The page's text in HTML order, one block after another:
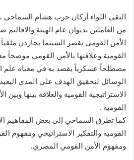
التقى اللواء أركان حرب هشام
من العاملين بديوان عام الهيئة
الأمن القومي بقصر السينما بجاردن
القومية وعلاقتها بالأمن القومي موضحاً
مصطلحاً عسكرياً يقصد به في معناه علم
الوسائل لتحقيق الهدف على المدى
الاستراتيجية القومية والعلاقة بينها
القومية .
كما تطرق السماحي إلى بعض المفاهيم
القومية والتفكير الاستراتيجي ومفهوم
ومفهوم الأمن القومي المصري.